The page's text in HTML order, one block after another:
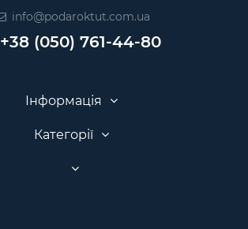
info@podaroktut.com.ua
+38 (050) 761-44-80
Інформація
Категорії